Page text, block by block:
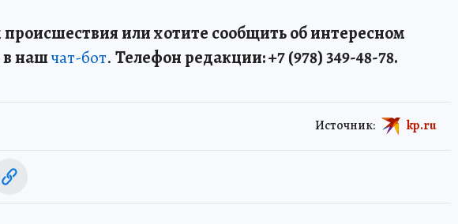
или хотите сообщить об интересном
нашчат-бот. Телефон редакции: +7 (978) 349-48-78.
Источник: kp.ru